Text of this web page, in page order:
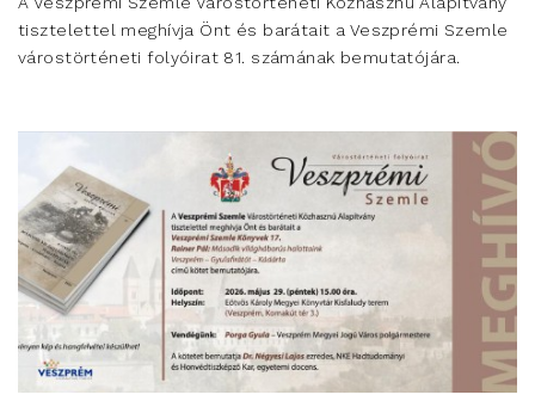
tisztelettel meghívja Önt és barátait a Veszprémi Szemle
várostörténeti folyóirat 81. számának bemutatójára.